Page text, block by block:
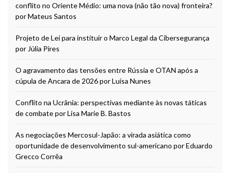
conflito no Oriente Médio: uma nova (não tão nova) fronteira?
por Mateus Santos
Projeto de Lei para instituir o Marco Legal da Cibersegurança
por Júlia Pires
O agravamento das tensões entre Rússia e OTAN após a
cúpula de Ancara de 2026 por Luísa Nunes
Conflito na Ucrânia: perspectivas mediante às novas táticas
de combate por Lisa Marie B. Bastos
As negociações Mercosul-Japão: a virada asiática como
oportunidade de desenvolvimento sul-americano por Eduardo
Grecco Corrêa